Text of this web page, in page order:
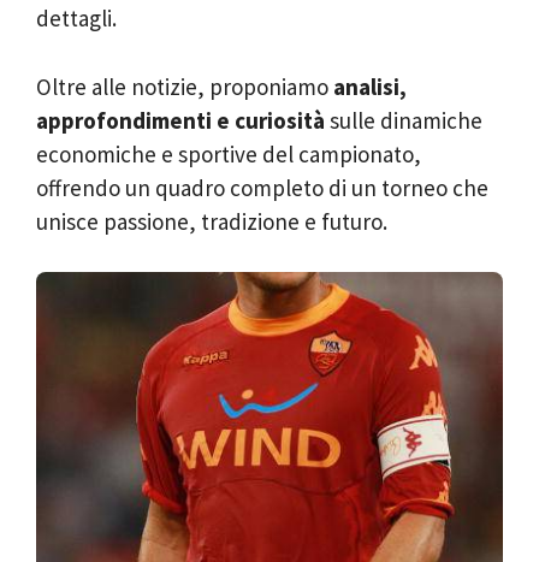
dettagli.
Oltre alle notizie, proponiamo analisi,
approfondimenti e curiosità sulle dinamiche
economiche e sportive del campionato,
offrendo un quadro completo di un torneo che
unisce passione, tradizione e futuro.